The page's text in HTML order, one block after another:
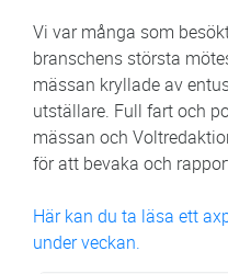
Vi var många som
branschens största
mässan kryllade av
utställare. Full fart och
mässan och
för att bevaka och
Här kan du ta läsa ett
under veckan.